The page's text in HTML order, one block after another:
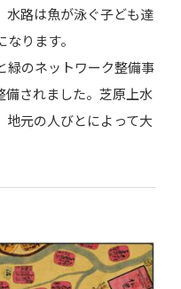
水路は魚が泳ぐ子ども達
ります。
緑のネットワーク整備事
備されました。芝原上水
地元の人びとによって大